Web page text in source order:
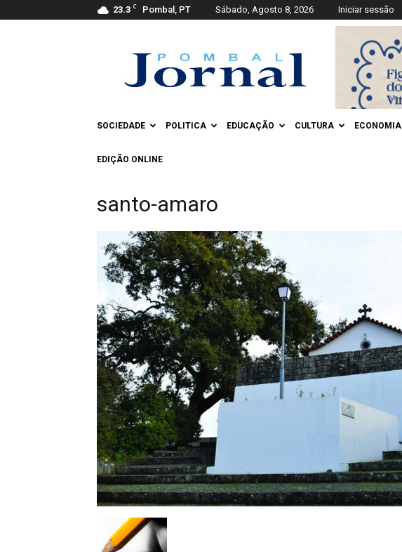
23.3 C Pombal, PT Sábado, Agosto 8, 2026 Iniciar sessão
Jornal
SOCIEDADE POLITICA EDUCAÇÃO CULTURA ECONOMIA
EDIÇÃO ONLINE
santo-amaro